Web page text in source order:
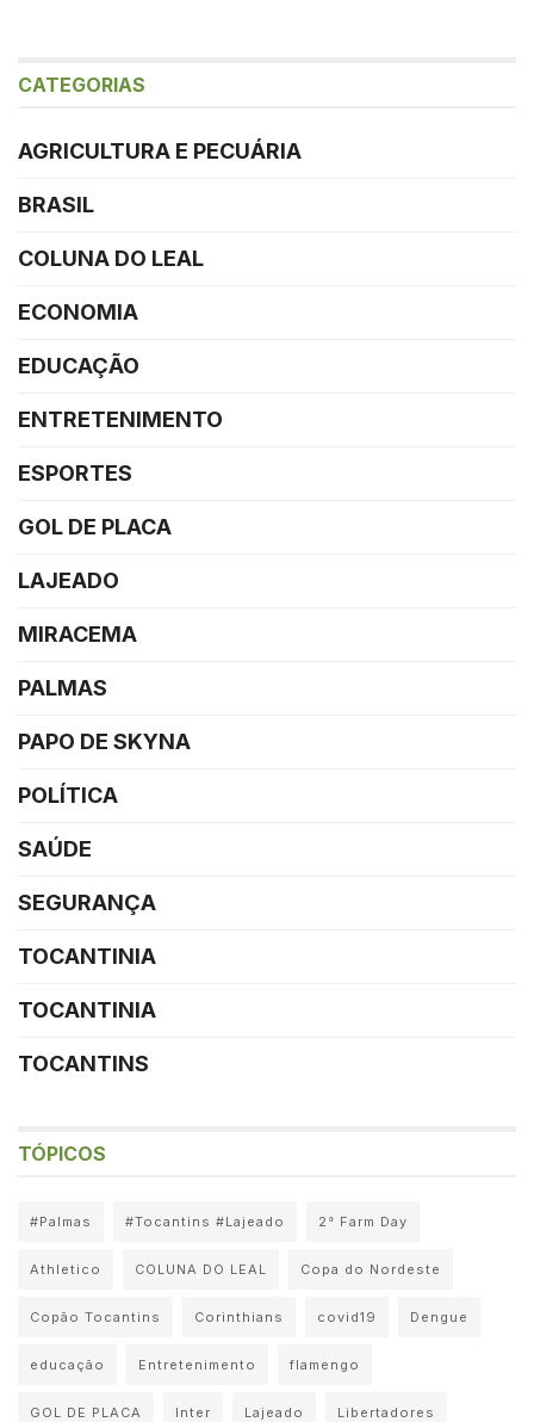
CATEGORIAS
AGRICULTURA E PECUÁRIA
BRASIL
COLUNA DO LEAL
ECONOMIA
EDUCAÇÃO
ENTRETENIMENTO
ESPORTES
GOL DE PLACA
LAJEADO
MIRACEMA
PALMAS
PAPO DE SKYNA
POLÍTICA
SAÚDE
SEGURANÇA
TOCANTINIA
TOCANTINIA
TOCANTINS
TÓPICOS
#Palmas #Tocantins #Lajeado 2° Farm Day
Athletico COLUNA DO LEAL Copa do Nordeste
Copão Tocantins Corinthians covid19 Dengue
educação Entretenimento flamengo
GOL DE PLACA Inter Lajeado Libertadores